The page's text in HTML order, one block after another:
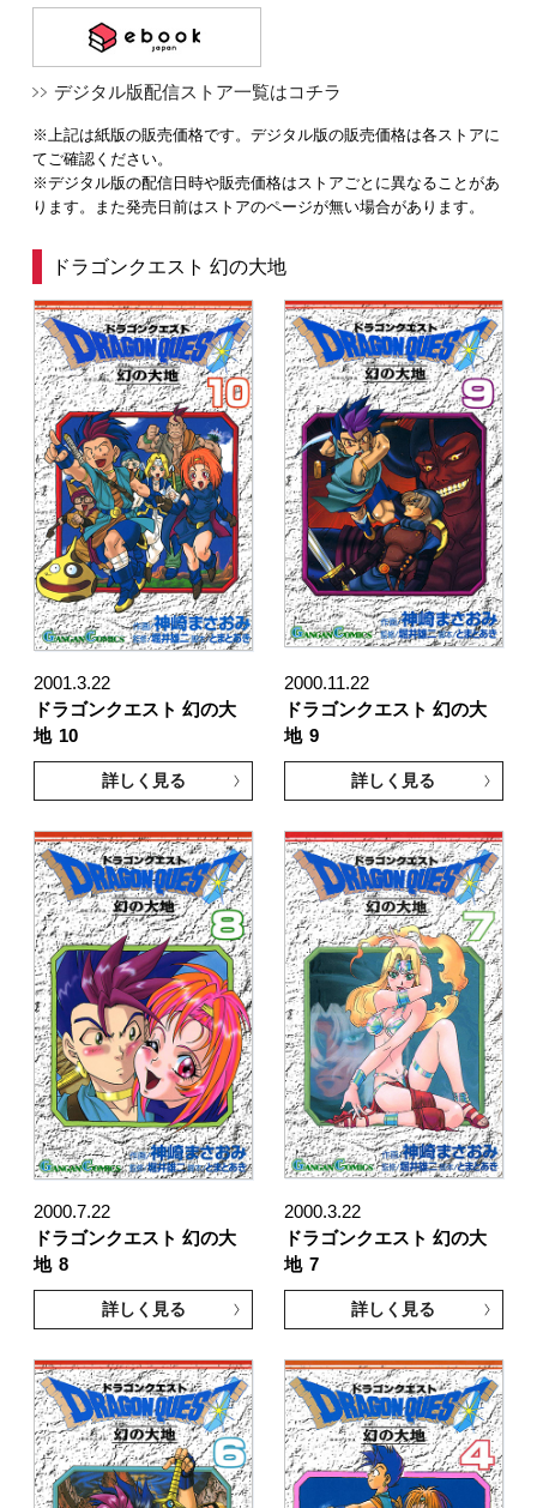
デジタル版配信ストア一覧はコチラ
※上記は紙版の販売価格です。デジタル版の販売価格は各ストアに
てご確認ください。
※デジタル版の配信日時や販売価格はストアごとに異なることがあ
ります。また発売日前はストアのページが無い場合があります。
ドラゴンクエスト 幻の大地
2001.3.22
ドラゴンクエスト 幻の大
地 10
詳しく見る
2000.11.22
ドラゴンクエスト 幻の大
地 9
詳しく見る
2000.7.22
ドラゴンクエスト 幻の大
地 8
詳しく見る
2000.3.22
ドラゴンクエスト 幻の大
地 7
詳しく見る